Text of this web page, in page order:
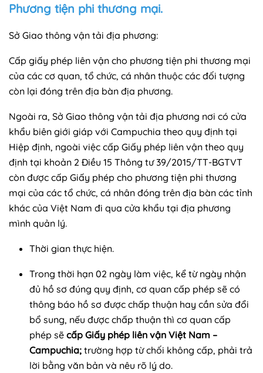
Phương tiện phi thương mại.
Sở Giao thông vận tải địa phương:
Cấp giấy phép liên vận cho phương tiện phi thương mại
của các cơ quan, tổ chức, cá nhân thuộc các đối tượng
còn lại đóng trên địa bàn địa phương.
Ngoài ra, Sở Giao thông vận tải địa phương nơi có cửa
khẩu biên giới giáp với Campuchia theo quy định tại
Hiệp định, ngoài việc cấp Giấy phép liên vận theo quy
định tại khoản 2 Điều 15 Thông tư 39/2015/TT-BGTVT
còn được cấp Giấy phép cho phương tiện phi thương
mại của các tổ chức, cá nhân đóng trên địa bàn các tỉnh
khác của Việt Nam đi qua cửa khẩu tại địa phương
mình quản lý.
Thời gian thực hiện.
Trong thời hạn 02 ngày làm việc, kể từ ngày nhận
đủ hồ sơ đúng quy định, cơ quan cấp phép sẽ có
thông báo hồ sơ được chấp thuận hay cần sửa đổi
bổ sung, nếu được chấp thuận thì cơ quan cấp
phép sẽ cấp Giấy phép liên vận Việt Nam –
Campuchia; trường hợp từ chối không cấp, phải trả
lời bằng văn bản và nêu rõ lý do.